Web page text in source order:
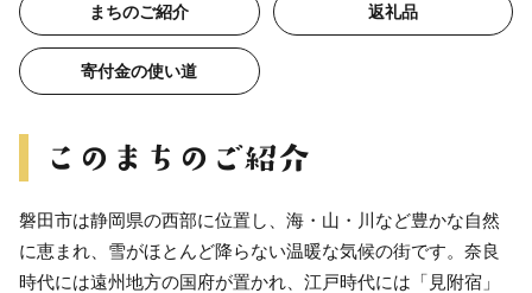
まちのご紹介 返礼品
寄付金の使い道
磐田市は静岡県の西部に位置し、海・山・川など豊かな自然
に恵まれ、雪がほとんど降らない温暖な気候の街です。奈良
時代には遠州地方の国府が置かれ、江戸時代には「見附宿」